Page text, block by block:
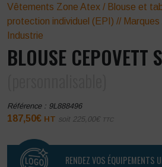
Vêtements Zone Atex / Blouse et
protection individuel (EPI) // Marques
Industrie
BLOUSE
Référence : 9L888496
187,50€ HT soit 225,00€ TTC
RENDEZ VOS ÉQUIPEMENTS